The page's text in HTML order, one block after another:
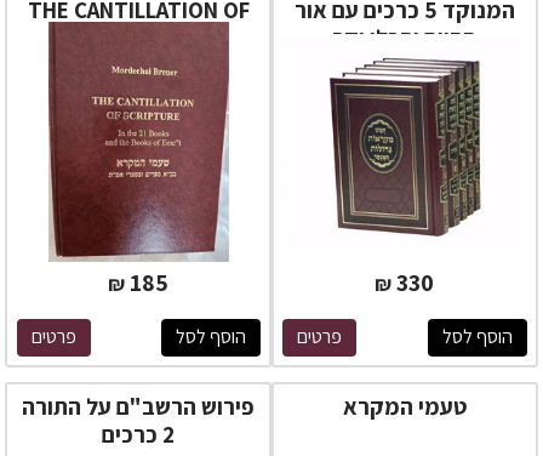
המנוקד 5 כרכים עם אור
החיים והכלי יקר
330
₪
הוסף לסל פרטים
THE CANTILLATION OF
SCRIPTURE
185
₪
הוסף לסל פרטים
טעמי המקרא
פירוש הרשב"ם על התורה
2 כרכים